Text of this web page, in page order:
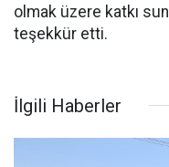
olmak üzere katkı
teşekkür etti.
İlgili Haberler